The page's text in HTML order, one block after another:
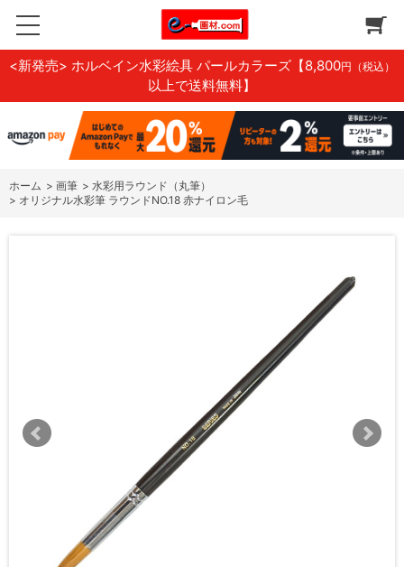
<新発売> ホルベイン水彩絵具 パールカラーズ 【8,800円（税込）
以上で送料無料】
ホーム > 画筆 > 水彩用ラウンド（丸筆）
> オリジナル水彩筆 ラウンドNO.18 赤ナイロン毛